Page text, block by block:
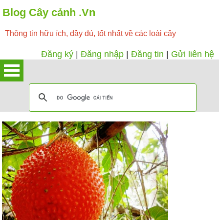
Blog Cây cảnh .Vn
Thông tin hữu ích, đầy đủ, tốt nhất về các loài cây
Đăng ký Đăng nhập Đăng tin Gửi liên hệ